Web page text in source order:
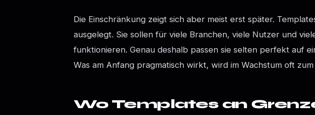
Die Einschränkung zeigt sich aber meist erst später.
ausgelegt. Sie sollen für viele Branchen, viele Nutzer und
funktionieren. Genau deshalb passen sie selten perfekt auf
Was am Anfang pragmatisch wirkt, wird im Wachstum oft zum
Wo Templates an